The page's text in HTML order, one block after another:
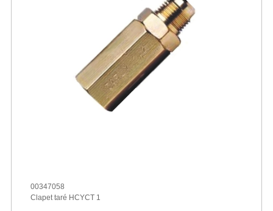
00347058
Clapet taré HCYCT 1